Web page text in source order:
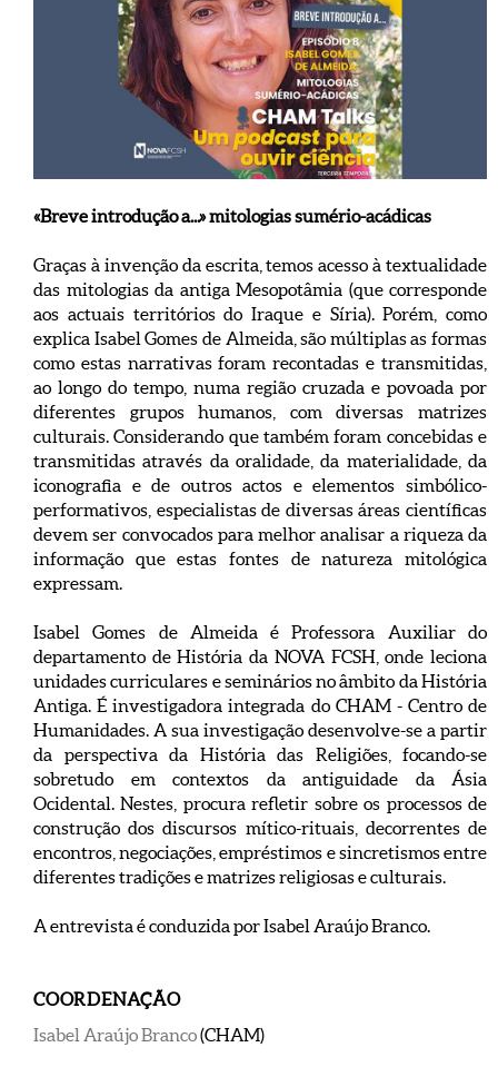
«Breve introdução a...» mitologias sumério-acádicas
Graças à invenção da escrita, temos acesso à textualidade
das mitologias da antiga Mesopotâmia (que corresponde
aos actuais territórios do Iraque e Síria). Porém, como
explica Isabel Gomes de Almeida, são múltiplas as formas
como estas narrativas foram recontadas e transmitidas,
ao longo do tempo, numa região cruzada e povoada por
diferentes grupos humanos, com diversas matrizes
culturais. Considerando que também foram concebidas e
transmitidas através da oralidade, da materialidade, da
iconografia e de outros actos e elementos simbólico-
performativos, especialistas de diversas áreas científicas
devem ser convocados para melhor analisar a riqueza da
informação que estas fontes de natureza mitológica
expressam.
Isabel Gomes de Almeida é Professora Auxiliar do
departamento de História da NOVA FCSH, onde leciona
unidades curriculares e seminários no âmbito da História
Antiga. É investigadora integrada do CHAM - Centro de
Humanidades. A sua investigação desenvolve-se a partir
da perspectiva da História das Religiões, focando-se
sobretudo em contextos da antiguidade da Ásia
Ocidental. Nestes, procura refletir sobre os processos de
construção dos discursos mítico-rituais, decorrentes de
encontros, negociações, empréstimos e sincretismos entre
diferentes tradições e matrizes religiosas e culturais.
A entrevista é conduzida por Isabel Araújo Branco.
COORDENAÇÃO
Isabel Araújo Branco(CHAM)